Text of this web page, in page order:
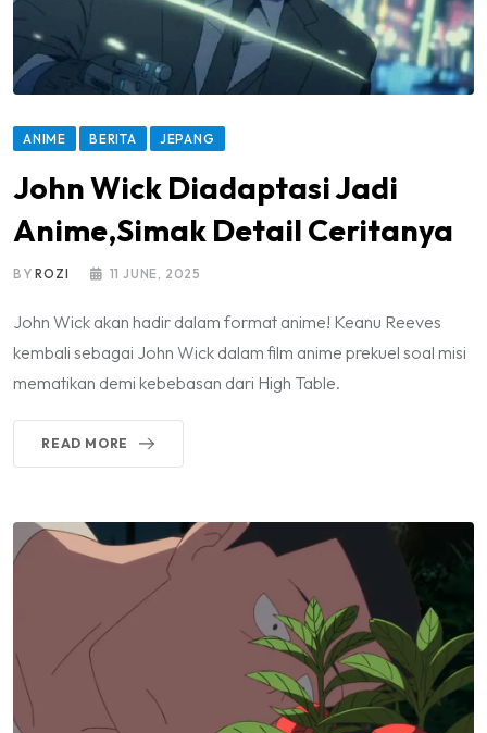
ANIME BERITA JEPANG
John Wick Diadaptasi Jadi
Anime,Simak Detail Ceritanya
BYROZI 11 JUNE, 2025
John Wick akan hadir dalam format anime! Keanu Reeves
kembali sebagai John Wick dalam film anime prekuel soal misi
mematikan demi kebebasan dari High Table.
READ MORE